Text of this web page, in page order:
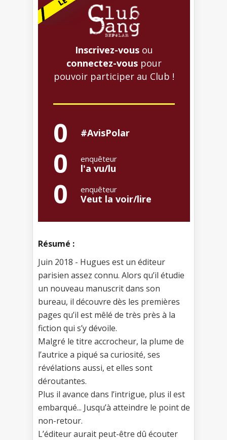
Inscrivez-vous ou
connectez-vous pour
pouvoir participer au Club !
0 #AvisPolar
0 enquêteur
l'a vu/lu
0 enquêteur
Veut la voir/lire
Résumé :
Juin 2018 - Hugues est un éditeur
parisien assez connu. Alors qu’il étudie
un nouveau manuscrit dans son
bureau, il découvre dès les premières
pages qu’il est mêlé de très près à la
fiction qui s’y dévoile.
Malgré le titre accrocheur, la plume de
l’autrice a piqué sa curiosité, ses
révélations aussi, et elles sont
déroutantes.
Plus il avance dans l’intrigue, plus il est
embarqué... Jusqu’à atteindre le point de
non-retour.
L’éditeur aurait peut-être dû écouter